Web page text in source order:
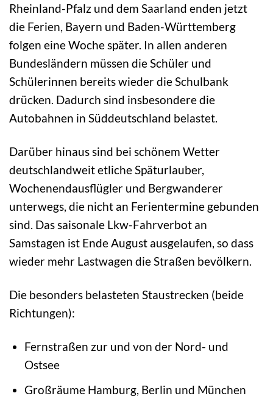
Rheinland-Pfalz und dem Saarland enden jetzt
die Ferien, Bayern und Baden-Württemberg
folgen eine Woche später. In allen anderen
Bundesländern müssen die Schüler und
Schülerinnen bereits wieder die Schulbank
drücken. Dadurch sind insbesondere die
Autobahnen in Süddeutschland belastet.
Darüber hinaus sind bei schönem Wetter
deutschlandweit etliche Späturlauber,
Wochenendausflügler und Bergwanderer
unterwegs, die nicht an Ferientermine gebunden
sind. Das saisonale Lkw-Fahrverbot an
Samstagen ist Ende August ausgelaufen, so dass
wieder mehr Lastwagen die Straßen bevölkern.
Die besonders belasteten Staustrecken (beide
Richtungen):
Fernstraßen zur und von der Nord- und
Ostsee
Großräume Hamburg, Berlin und München